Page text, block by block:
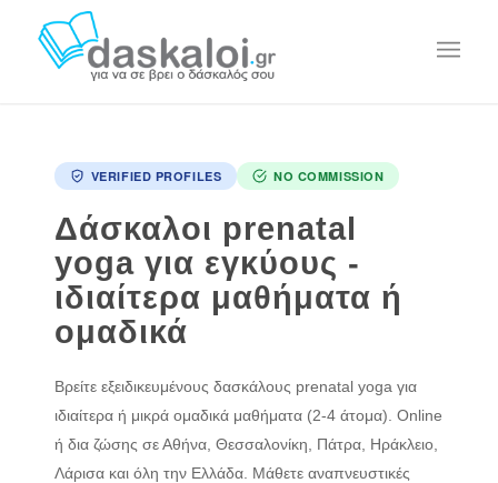
VERIFIED PROFILES NO COMMISSION
Δάσκαλοι prenatal
yoga για εγκύους -
ιδιαίτερα μαθήματα ή
ομαδικά
Βρείτε εξειδικευμένους δασκάλους prenatal yoga για
ιδιαίτερα ή μικρά ομαδικά μαθήματα (2-4 άτομα). Online
ή δια ζώσης σε Αθήνα, Θεσσαλονίκη, Πάτρα, Ηράκλειο,
Λάρισα και όλη την Ελλάδα. Μάθετε αναπνευστικές